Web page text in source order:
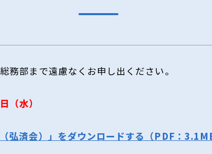
務部まで遠慮なくお申し出ください。
（水）
弘済会）」をダウンロードする（PDF：